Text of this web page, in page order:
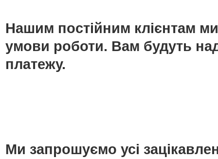
Нашим постійним клієнтам
умови роботи. Вам будуть
платежу.
Ми запрошуємо усі